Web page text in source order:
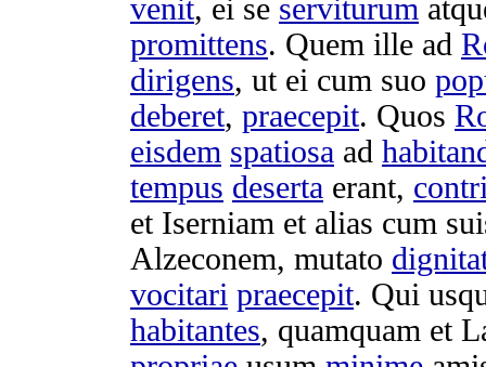
venit, ei se serviturum
promittens. Quem ille ad
dirigens, ut ei cum suo
deberet, praecepit. Quos
eisdem spatiosa ad
tempus deserta erant,
et Iserniam et alias cum
Alzeconem, mutato
vocitari praecepit. Qui
habitantes, quamquam et